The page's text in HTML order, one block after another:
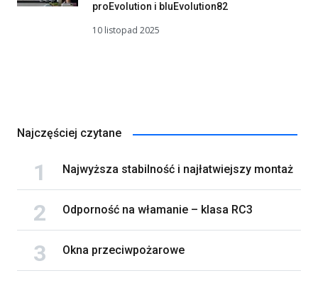
proEvolution i bluEvolution82
10 listopad 2025
Najczęściej czytane
Najwyższa stabilność i najłatwiejszy montaż
Odporność na włamanie – klasa RC3
Okna przeciwpożarowe